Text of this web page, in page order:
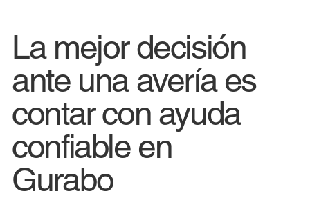
La mejor decisión
ante una avería es
contar con ayuda
confiable en
Gurabo